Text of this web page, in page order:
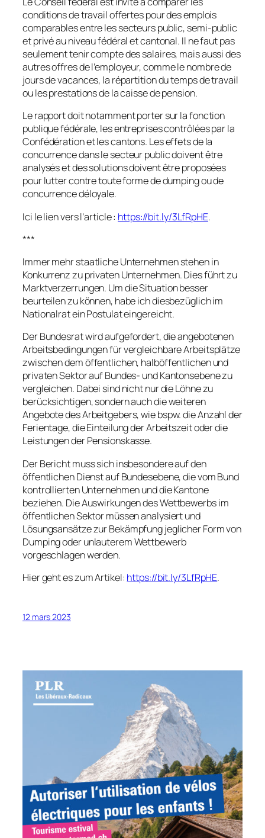
conditions de travail offertes pour des emplois
comparables entre les secteurs public, semi-public
et privé au niveau fédéral et cantonal. Il ne faut pas
seulement tenir compte des salaires, mais aussi des
autres offres de l’employeur, comme le nombre de
jours de vacances, la répartition du temps de travail
ou les prestations de la caisse de pension.
Le rapport doit notamment porter sur la fonction
publique fédérale, les entreprises contrôlées par la
Confédération et les cantons. Les effets de la
concurrence dans le secteur public doivent être
analysés et des solutions doivent être proposées
pour lutter contre toute forme de dumping ou de
concurrence déloyale.
Ici le lien vers l’article : https://bit.ly/3LfRpHE.
***
Immer mehr staatliche Unternehmen stehen in
Konkurrenz zu privaten Unternehmen. Dies führt zu
Marktverzerrungen. Um die Situation besser
beurteilen zu können, habe ich diesbezüglich im
Nationalrat ein Postulat eingereicht.
Der Bundesrat wird aufgefordert, die angebotenen
Arbeitsbedingungen für vergleichbare Arbeitsplätze
zwischen dem öffentlichen, halböffentlichen und
privaten Sektor auf Bundes- und Kantonsebene zu
vergleichen. Dabei sind nicht nur die Löhne zu
berücksichtigen, sondern auch die weiteren
Angebote des Arbeitgebers, wie bspw. die Anzahl der
Ferientage, die Einteilung der Arbeitszeit oder die
Leistungen der Pensionskasse.
Der Bericht muss sich insbesondere auf den
öffentlichen Dienst auf Bundesebene, die vom Bund
kontrollierten Unternehmen und die Kantone
beziehen. Die Auswirkungen des Wettbewerbs im
öffentlichen Sektor müssen analysiert und
Lösungsansätze zur Bekämpfung jeglicher Form von
Dumping oder unlauterem Wettbewerb
vorgeschlagen werden.
Hier geht es zum Artikel: https://bit.ly/3LfRpHE.
12 mars 2023